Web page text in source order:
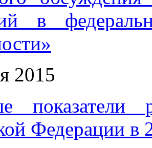
в
2015
показатели
Федерации в